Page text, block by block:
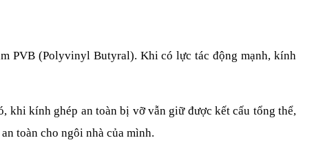
PVB (Polyvinyl Butyral). Khi có lực tác động mạnh, kính
khi kính ghép an toàn bị vỡ vẫn giữ được kết cấu tổng thể,
toàn cho ngôi nhà của mình.